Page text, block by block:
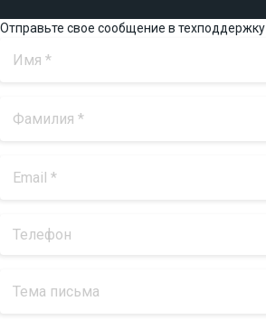
Отправьте свое сообщение в техподдержку